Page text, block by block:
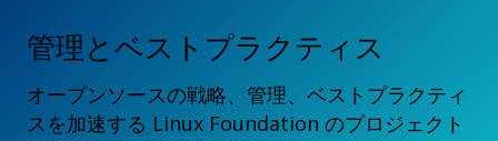
管理とベストプラクティス
オープンソースの戦略、管理、ベストプラクティ
スを加速する Linux Foundation のプロジェクト